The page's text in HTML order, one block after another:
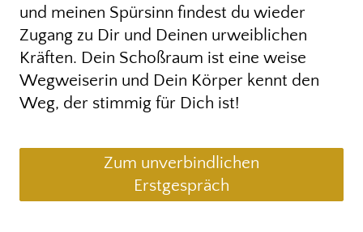
und meinen Spürsinn findest du wieder
Zugang zu Dir und Deinen urweiblichen
Kräften. Dein Schoßraum ist eine weise
Wegweiserin und Dein Körper kennt den
Weg, der stimmig für Dich ist!
Zum unverbindlichen
Erstgespräch